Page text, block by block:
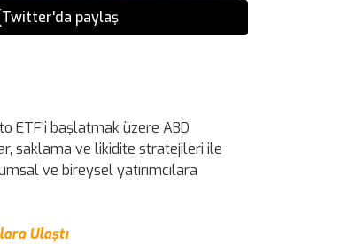
Twitter'da paylaş
ETF'i başlatmak üzere ABD
saklama ve likidite stratejileri ile
ve bireysel yatırımcılara
Ulaştı